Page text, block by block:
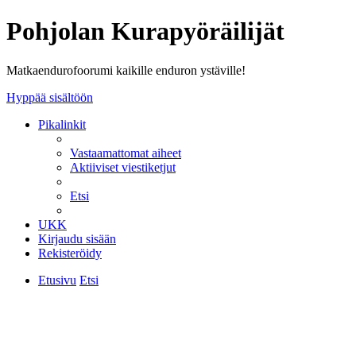
Pohjolan Kurapyöräilijät
Matkaendurofoorumi kaikille enduron ystäville!
Hyppää sisältöön
Pikalinkit
Vastaamattomat aiheet
Aktiiviset viestiketjut
Etsi
UKK
Kirjaudu sisään
Rekisteröidy
Etusivu Etsi